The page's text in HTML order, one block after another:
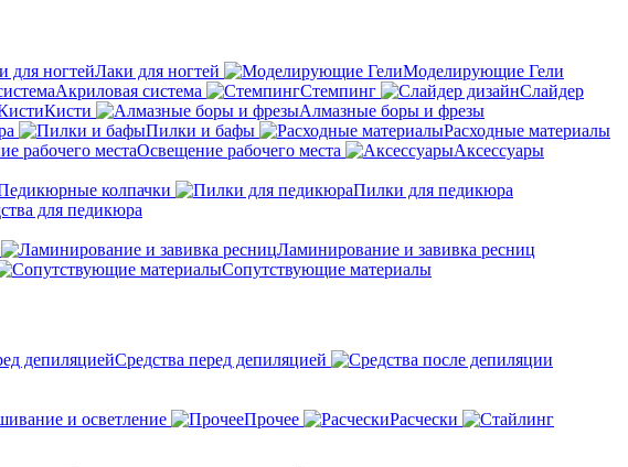
Лаки для ногтей
Моделирующие Гели
Акриловая система Стемпинг
Слайдер
Кисти
Алмазные боры и фрезы
Пилки и бафы
Расходные материалы
Освещение рабочего места
Аксессуары
колпачки
Пилки для педикюра
для педикюра
Ламинирование и завивка ресниц
Сопутствующие материалы
Средства перед депиляцией
и осветление Прочее
Расчески